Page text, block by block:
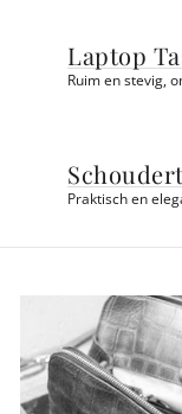
Laptop
Ruim en stevig,
Praktisch en